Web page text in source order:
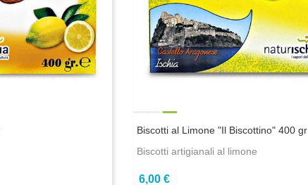
Biscotti al Limone "Il Biscottino" 400 gr
Biscotti artigianali al limone
6,00 €